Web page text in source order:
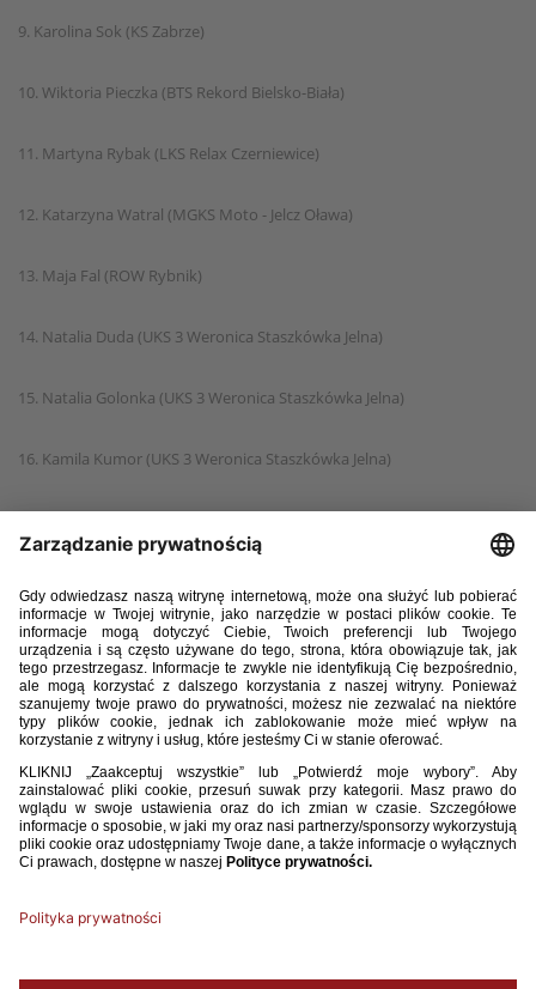
9. Karolina Sok (KS Zabrze)
10. Wiktoria Pieczka (BTS Rekord Bielsko-Biała)
11. Martyna Rybak (LKS Relax Czerniewice)
12. Katarzyna Watral (MGKS Moto - Jelcz Oława)
13. Maja Fal (ROW Rybnik)
14. Natalia Duda (UKS 3 Weronica Staszkówka Jelna)
15. Natalia Golonka (UKS 3 Weronica Staszkówka Jelna)
16. Kamila Kumor (UKS 3 Weronica Staszkówka Jelna)
19. Klaudia Kiełczewska (UKS SMS Łódź)
20. Sandra Kowalska (UKS SMS Łódź)
21. Julianna Kutkowska (UKS SMS Łódź)
22. Amelia Majtczak (UKS SMS Łódź)